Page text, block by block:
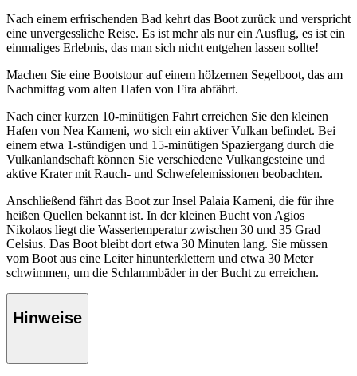
Nach einem erfrischenden Bad kehrt das Boot zurück und verspricht
eine unvergessliche Reise. Es ist mehr als nur ein Ausflug, es ist ein
einmaliges Erlebnis, das man sich nicht entgehen lassen sollte!
Machen Sie eine Bootstour auf einem hölzernen Segelboot, das am
Nachmittag vom alten Hafen von Fira abfährt.
Nach einer kurzen 10-minütigen Fahrt erreichen Sie den kleinen
Hafen von Nea Kameni, wo sich ein aktiver Vulkan befindet. Bei
einem etwa 1-stündigen und 15-minütigen Spaziergang durch die
Vulkanlandschaft können Sie verschiedene Vulkangesteine und
aktive Krater mit Rauch- und Schwefelemissionen beobachten.
Anschließend fährt das Boot zur Insel Palaia Kameni, die für ihre
heißen Quellen bekannt ist. In der kleinen Bucht von Agios
Nikolaos liegt die Wassertemperatur zwischen 30 und 35 Grad
Celsius. Das Boot bleibt dort etwa 30 Minuten lang. Sie müssen
vom Boot aus eine Leiter hinunterklettern und etwa 30 Meter
schwimmen, um die Schlammbäder in der Bucht zu erreichen.
Hinweise